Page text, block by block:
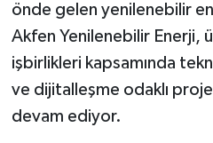
önde gelen yenilenebilir
Akfen Yenilenebilir Enerji,
işbirlikleri kapsamında
ve dijitalleşme odaklı
devam ediyor.